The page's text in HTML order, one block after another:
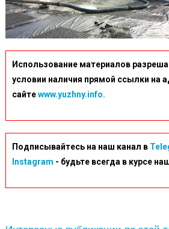
Использование материалов
условии наличия прямой ссылки на
сайтеwww.yuzhny.info.
Подписывайтесь на наш канал в
Instagram - будьте всегда в курсе